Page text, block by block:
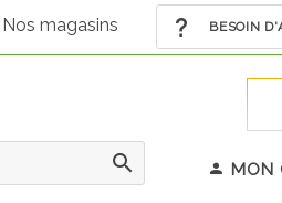
Nos magasins BESOIN
MON